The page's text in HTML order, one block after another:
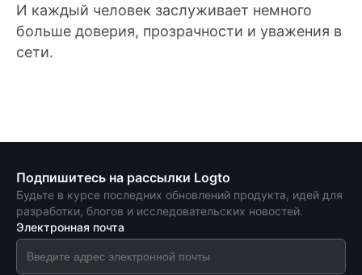
И каждый человек заслуживает немного
больше доверия, прозрачности и уважения в
сети.
Подпишитесь на рассылки Logto
Будьте в курсе последних обновлений продукта, идей для
разработки, блогов и исследовательских новостей.
Электронная почта